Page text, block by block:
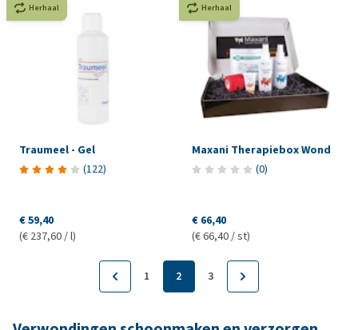
Herhaal
Traumeel - Gel
(122)
€ 59,40
(€ 237,60 / l)
Herhaal
Maxani Therapiebox Wond
(0)
€ 66,40
(€ 66,40 / st)
1 2 3